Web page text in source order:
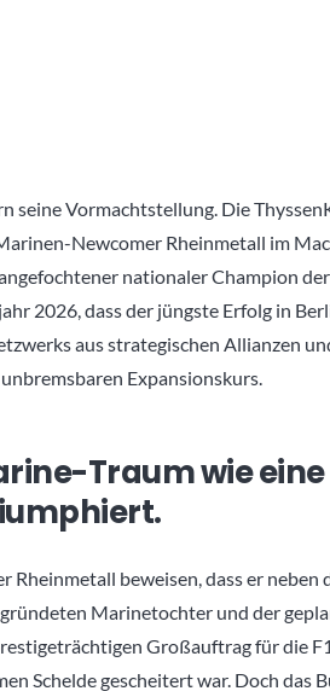
seine Vormachtstellung. Die
Newcomer Rheinmetall im
nationaler Champion
2026, dass der jüngste Erfolg in
aus strategischen Allianzen
Expansionskurs.
Traum wie
beweisen, dass er neben
Marinetochter und der
Großauftrag für die
Schelde gescheitert war. Doch das